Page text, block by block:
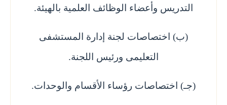
التدريس وأعضاء الوظائف العلمية بالهيئة.
(ب) اختصاصات لجنة إدارة المستشفى
التعليمى ورئيس اللجنة.
(جـ) اختصاصات رؤساء الأقسام والوحدات.